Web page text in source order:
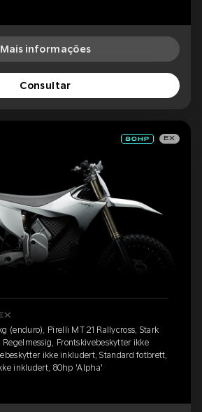
Mais informações
Consultar
EX
(enduro), Pirelli MT 21 Rallycross, Stark
Regelmessig, Frontskivebeskytter ikke
ikke inkludert, Standard fotbrett,
inkludert, 80hp 'Alpha'